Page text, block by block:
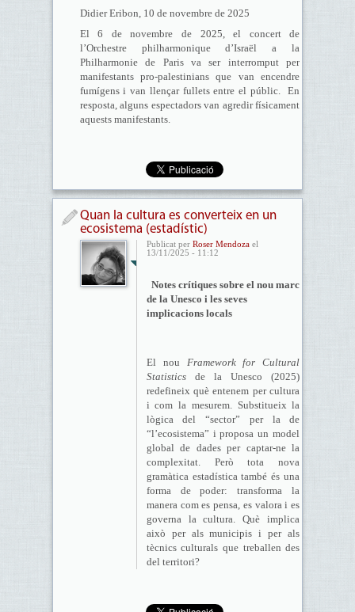
Didier Eribon, 10 de novembre de 2025
El 6 de novembre de 2025, el concert de
l’Orchestre philharmonique d’Israël a la
Philharmonie de Paris va ser interromput per
manifestants pro-palestinians que van encendre
fumígens i van llençar fullets entre el públic. En
resposta, alguns espectadors van agredir físicament
aquests manifestants.
Quan la cultura es converteix en un
ecosistema (estadístic)
Publicat per Roser Mendozael
13/11/2025 - 11:12
​Notes crítiques sobre el nou marc
de la Unesco i les seves
implicacions locals
El nou Framework for Cultural
Statisticsde la Unesco (2025)
redefineix què entenem per cultura
i com la mesurem. Substitueix la
lògica del “sector” per la de
“l’ecosistema” i proposa un model
global de dades per captar-ne la
complexitat. Però tota nova
gramàtica estadística també és una
forma de poder: transforma la
manera com es pensa, es valora i es
governa la cultura. Què implica
això per als municipis i per als
tècnics culturals que treballen des
del territori?